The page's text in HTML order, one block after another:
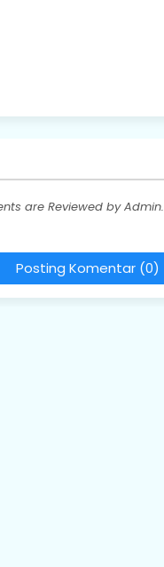
are Reviewed by Admin.
Posting Komentar (0)